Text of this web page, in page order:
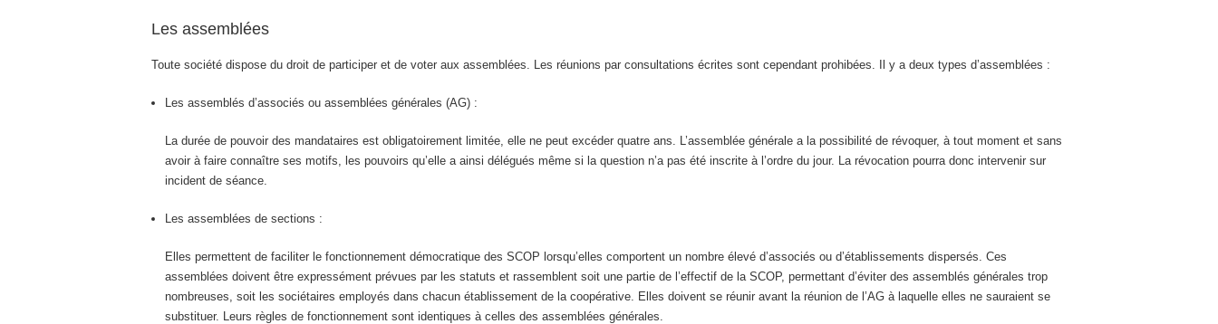
Les assemblées
Toute société dispose du droit de participer et de voter aux assemblées. Les réunions par consultations écrites sont cependant prohibées. Il y a deux types d’assemblées :
Les assemblés d’associés ou assemblées générales (AG) :
La durée de pouvoir des mandataires est obligatoirement limitée, elle ne peut excéder quatre ans. L’assemblée générale a la possibilité de révoquer, à tout moment et sans
avoir à faire connaître ses motifs, les pouvoirs qu’elle a ainsi délégués même si la question n’a pas été inscrite à l’ordre du jour. La révocation pourra donc intervenir sur
incident de séance.
Les assemblées de sections :
Elles permettent de faciliter le fonctionnement démocratique des SCOP lorsqu’elles comportent un nombre élevé d’associés ou d’établissements dispersés. Ces
assemblées doivent être expressément prévues par les statuts et rassemblent soit une partie de l’effectif de la SCOP, permettant d’éviter des assemblés générales trop
nombreuses, soit les sociétaires employés dans chacun établissement de la coopérative. Elles doivent se réunir avant la réunion de l’AG à laquelle elles ne sauraient se
substituer. Leurs règles de fonctionnement sont identiques à celles des assemblées générales.